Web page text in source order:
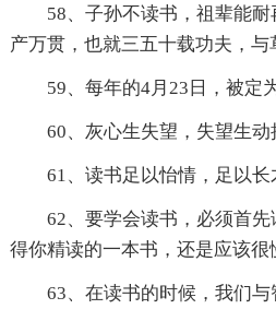
58、子孙不读书，祖辈能
产万贯，也就三五十载功夫，与
59、每年的4月23日，被定
60、灰心生失望，失望生动
61、读书足以怡情，足以
62、要学会读书，必须首
得你精读的一本书，还是应该
63、在读书的时候，我们